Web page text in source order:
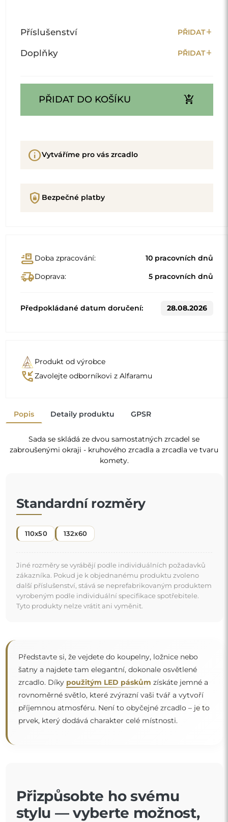
Příslušenství PŘIDATadd
Doplňky PŘIDATadd
PŘIDAT DO KOŠÍKU add_shopping_cart
infoVytváříme pro vás zrcadlo
shield_lock Bezpečné platby
conveyor_beltDoba zpracování: 10 pracovních dnů
delivery_truck_speedDoprava: 5 pracovních dnů
Předpokládané datum doručení: 28.08.2026
Produkt od výrobce
phone_callbackZavolejte odborníkovi z Alfaramu
Popis Detaily produktu GPSR
Sada se skládá ze dvou samostatných zrcadel se
zabroušenými okraji - kruhového zrcadla a zrcadla ve tvaru
komety.
Standardní rozměry
110x50 132x60
Jiné rozměry se vyrábějí podle individuálních požadavků
zákazníka. Pokud je k objednanému produktu zvoleno
další příslušenství, stává se neprefabrikovaným produktem
vyrobeným podle individuální specifikace spotřebitele.
Tyto produkty nelze vrátit ani vyměnit.
Představte si, že vejdete do koupelny, ložnice nebo
šatny a najdete tam elegantní, dokonale osvětlené
zrcadlo. Díky použitým LED páskům získáte jemné a
rovnoměrné světlo, které zvýrazní vaši tvář a vytvoří
příjemnou atmosféru. Není to obyčejné zrcadlo – je to
prvek, který dodává charakter celé místnosti.
“
Přizpůsobte ho svému
stylu — vyberte možnost,